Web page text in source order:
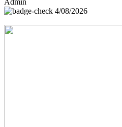
Admin
4/08/2026